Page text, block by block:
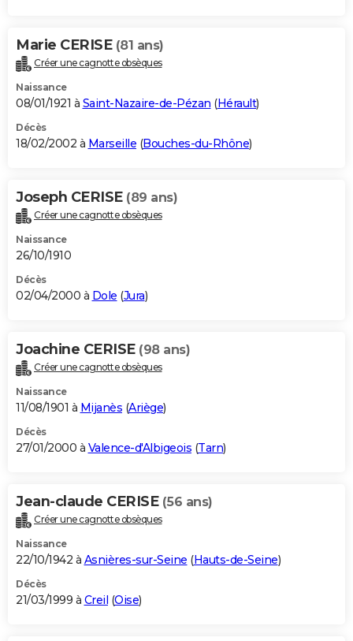
Marie CERISE (81 ans)
Créer une cagnotte obsèques
Naissance
08/01/1921 à Saint-Nazaire-de-Pézan (Hérault)
Décès
18/02/2002 à Marseille (Bouches-du-Rhône)
Joseph CERISE (89 ans)
Créer une cagnotte obsèques
Naissance
26/10/1910
Décès
02/04/2000 à Dole (Jura)
Joachine CERISE (98 ans)
Créer une cagnotte obsèques
Naissance
11/08/1901 à Mijanès (Ariège)
Décès
27/01/2000 à Valence-d'Albigeois (Tarn)
Jean-claude CERISE (56 ans)
Créer une cagnotte obsèques
Naissance
22/10/1942 à Asnières-sur-Seine (Hauts-de-Seine)
Décès
21/03/1999 à Creil (Oise)